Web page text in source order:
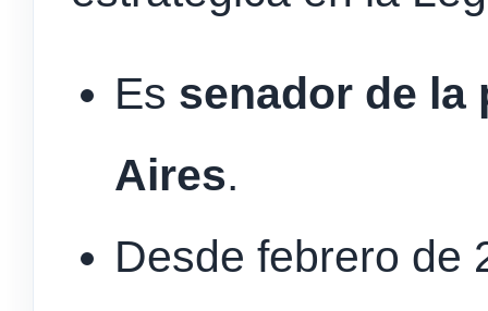
Es senador de la
Aires.
Desde febrero de